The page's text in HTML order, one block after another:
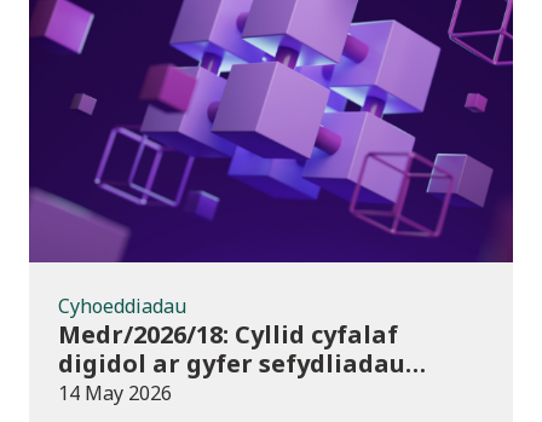
Cyhoeddiadau
Cyhoeddiadau
Medr/2026/18: Cyllid cyfalaf
digidol ar gyfer sefydliadau
addysg bellach yn 2026/27
14 May 2026